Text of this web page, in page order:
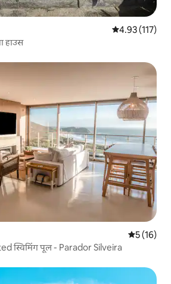
औसत रेटिंग 5 में से
4.93 (117)
हाउस
औसत रेटिंग
5 (16)
स्विमिंग पूल - Parador Silveira